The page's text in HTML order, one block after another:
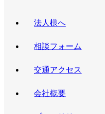
法人様へ
相談フォーム
交通アクセス
会社概要